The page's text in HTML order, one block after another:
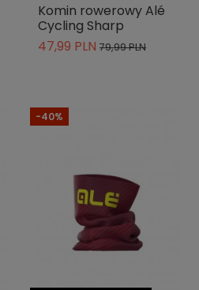
Komin rowerowy Alé
Cycling Sharp
47,99 PLN 79,99 PLN
-40%